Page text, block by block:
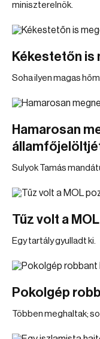
miniszterelnök.
Kékestetőn is
Soha ilyen magas
Hamarosan
Sulyok Tamás
Tűz volt a
Egy tartály gyulladt ki.
Pokolgép
Többen meghaltak;